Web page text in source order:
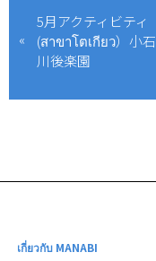
5月アクティビティ
(สาขาโตเกียว）小石
川後楽園
เกี่ยวกับ MANABI